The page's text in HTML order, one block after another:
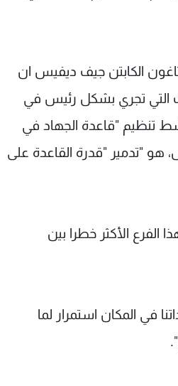
الكابتن جيف ديفيس ان
التي تجري بشكل رئيس في
تنظيم "قاعدة الجهاد في
هو "تدمير "قدرة القاعدة على
الفرع الأكثر خطرا بين
في المكان استمرار لما